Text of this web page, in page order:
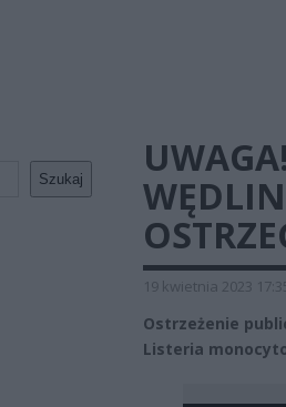
Szukaj
19 kwietnia 2023
Ostrzeżenie
Listeria